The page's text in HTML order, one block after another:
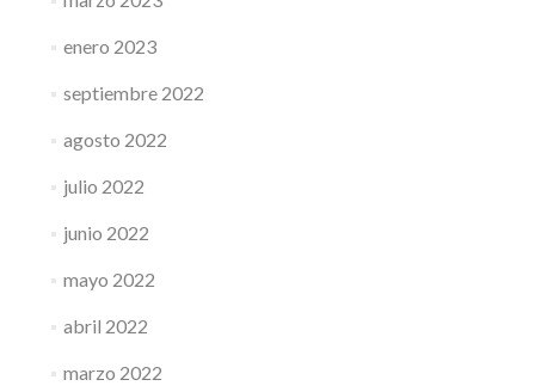
enero 2023
septiembre 2022
agosto 2022
julio 2022
junio 2022
mayo 2022
abril 2022
marzo 2022